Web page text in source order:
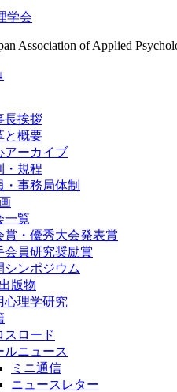
学会
Association of Applied
長挨拶
と概要
アーカイブ
・規程
・事務局体制
一覧
賞・優秀大会発表賞
会員研究奨励賞
シンポジウム
版物
心理学研究
スロード
ルニュース
ミニ通信
ニュースレター